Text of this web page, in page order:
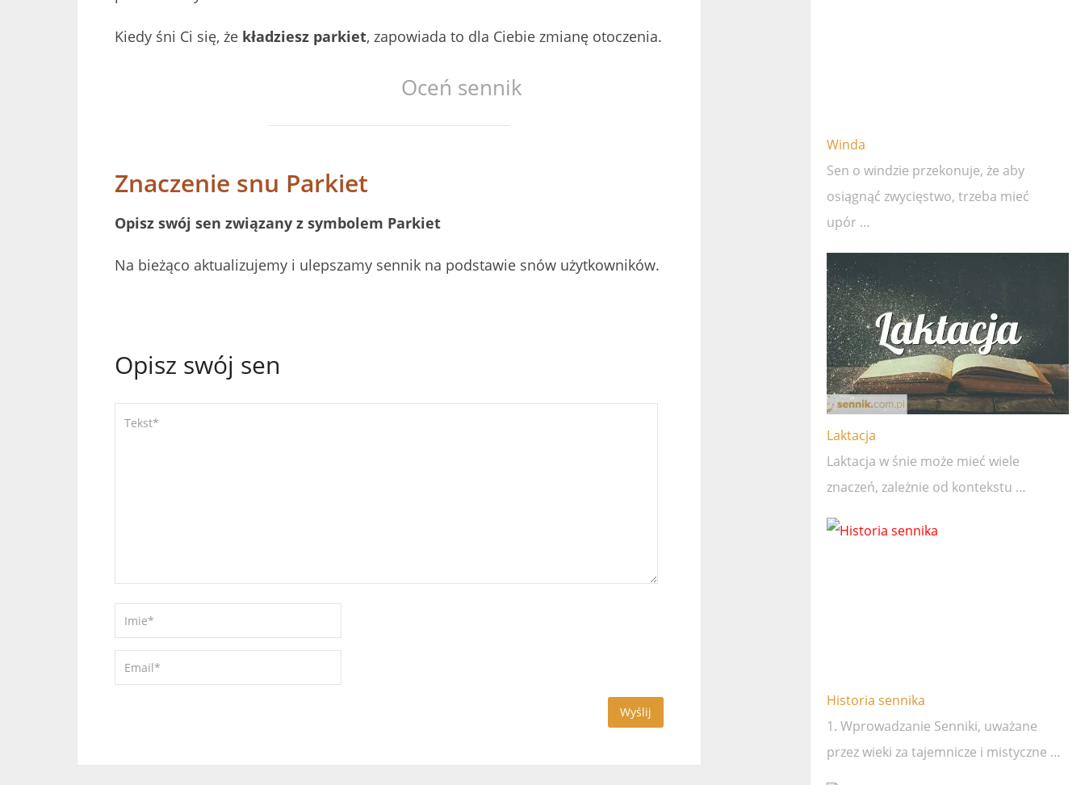
Kiedy śni Ci się, że kładziesz parkiet, zapowiada to dla Ciebie zmianę otoczenia.
Oceń sennik
Znaczenie snu Parkiet
Opisz swój sen związany z symbolem Parkiet
Na bieżąco aktualizujemy i ulepszamy sennik na podstawie snów użytkowników.
Opisz swój sen
Winda
Sen o windzie przekonuje, że ​​aby
osiągnąć zwycięstwo, trzeba mieć
upór …
Laktacja
Laktacja w śnie może mieć wiele
znaczeń, zależnie od kontekstu …
Historia sennika
1. Wprowadzanie Senniki, uważane
przez wieki za tajemnicze i mistyczne …